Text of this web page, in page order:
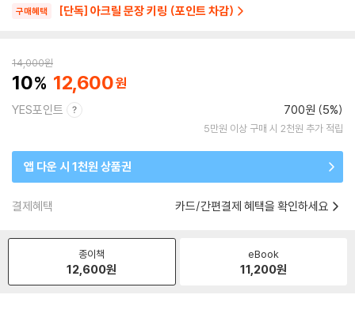
구매혜택 [단독] 아크릴 문장 키링 (포인트 차감)
14,000원
10 12,600
YES포인트 700원 (5%)
5만원 이상 구매 시 2천원 추가 적립
앱 다운 시 1천원 상품권
결제혜택 카드/간편결제 혜택을 확인하세요
종이책
12,600원
eBook
11,200원